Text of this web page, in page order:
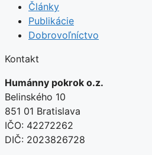
Články
Publikácie
Dobrovoľníctvo
Kontakt
Humánny pokrok o.z.
Belinského 10
851 01 Bratislava
IČO: 42272262
DIČ: 2023826728